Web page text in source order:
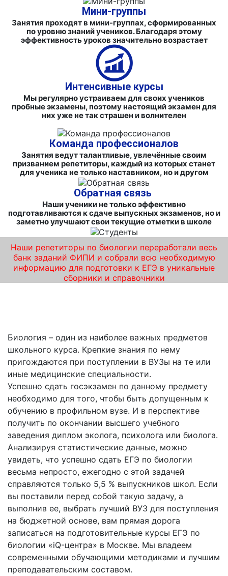
Мини-группы
Занятия проходят в мини-группах, сформированных
по уровню знаний учеников. Благодаря этому
эффективность уроков значительно возрастает
Интенсивные курсы
Мы регулярно устраиваем для своих учеников
пробные экзамены, поэтому настоящий экзамен для
них уже не так страшен и волнителен
Команда профессионалов
Занятия ведут талантливые, увлечённые своим
призванием репетиторы, каждый из которых станет
для ученика не только наставником, но и другом
Обратная связь
Наши ученики не только эффективно
подготавливаются к сдаче выпускных экзаменов, но и
заметно улучшают свои текущие отметки в школе
Наши репетиторы по биологии переработали весь
банк заданий ФИПИ и собрали всю необходимую
информацию для подготовки к ЕГЭ в уникальные
сборники и справочники
Биология – один из наиболее важных предметов
школьного курса. Крепкие знания по нему
пригождаются при поступлении в ВУЗы на те или
иные медицинские специальности.
Успешно сдать госэкзамен по данному предмету
необходимо для того, чтобы быть допущенным к
обучению в профильном вузе. И в перспективе
получить по окончании высшего учебного
заведения диплом эколога, психолога или биолога.
Анализируя статистические данные, можно
увидеть, что успешно сдать ЕГЭ по биологии
весьма непросто, ежегодно с этой задачей
справляются только 5,5 % выпускников школ. Если
вы поставили перед собой такую задачу, а
выполнив ее, выбрать лучший ВУЗ для поступления
на бюджетной основе, вам прямая дорога
записаться на подготовительные курсы ЕГЭ по
биологии «iQ-центра» в Москве. Мы владеем
современными обучающими методиками и лучшим
преподавательским составом.